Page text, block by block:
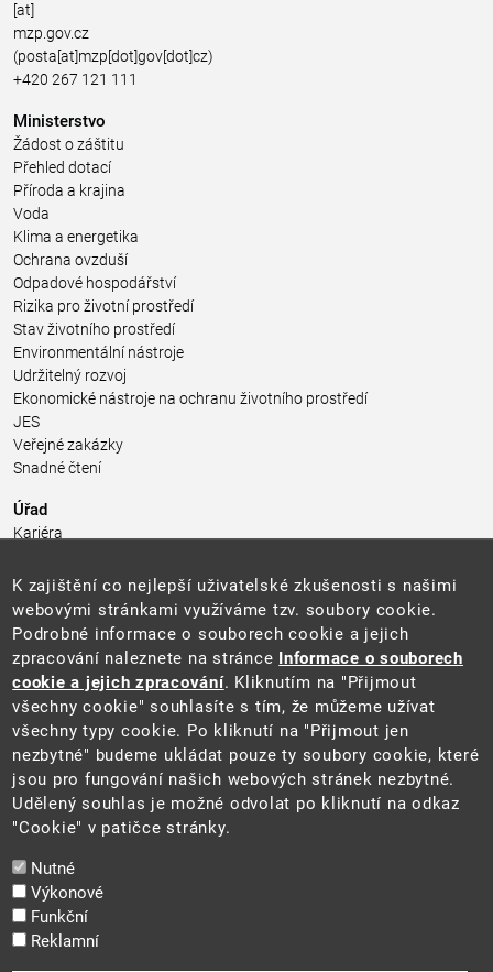
[at]
mzp.gov.cz
(posta[at]mzp[dot]gov[dot]cz)
+420 267 121 111
Ministerstvo
Žádost o záštitu
Přehled dotací
Příroda a krajina
Voda
Klima a energetika
Ochrana ovzduší
Odpadové hospodářství
Rizika pro životní prostředí
Stav životního prostředí
Environmentální nástroje
Udržitelný rozvoj
Ekonomické nástroje na ochranu životního prostředí
JES
Veřejné zakázky
Snadné čtení
Úřad
Kariéra
Pro média a veřejnost
Povinně zveřejňované informace
Kontakty
Přistupnost budovy úřadu MŽP
(PDF, 204 kB)
Web
Aktuality
Ochrana osobních údajů
Prohlášení o přístupnosti
Zásady používání cookies
Mapa webu
K zajištění co nejlepší uživatelské zkušenosti s našimi
webovými stránkami využíváme tzv. soubory cookie.
Podrobné informace o souborech cookie a jejich
zpracování naleznete na stránce Informace o souborech
cookie a jejich zpracování. Kliknutím na "Přijmout
všechny cookie" souhlasíte s tím, že můžeme užívat
všechny typy cookie. Po kliknutí na "Přijmout jen
nezbytné" budeme ukládat pouze ty soubory cookie, které
jsou pro fungování našich webových stránek nezbytné.
Udělený souhlas je možné odvolat po kliknutí na odkaz
"Cookie" v patičce stránky.
Nutné
Výkonové
Funkční
Reklamní